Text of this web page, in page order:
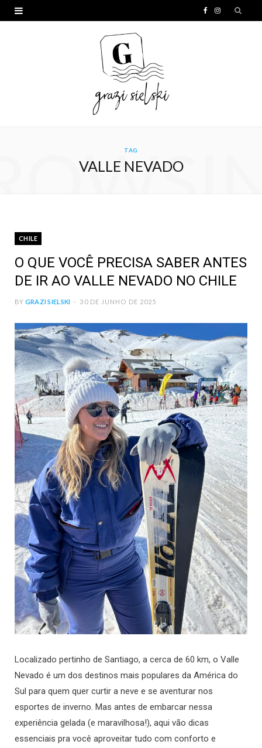
I
TAG
VALLE NEVADO
CHILE
O QUE VOCÊ PRECISA SABER ANTES
DE IR AO VALLE NEVADO NO CHILE
BY GRAZI SIELSKI 30 DE JUNHO DE 2025
Localizado pertinho de Santiago, a cerca de 60 km, o Valle
Nevado é um dos destinos mais populares da América do
Sul para quem quer curtir a neve e se aventurar nos
esportes de inverno. Mas antes de embarcar nessa
experiência gelada (e maravilhosa!), aqui vão dicas
essenciais pra você aproveitar tudo com conforto e